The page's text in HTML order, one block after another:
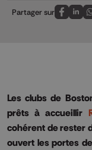
Partager sur
Partagez
Les clubs de
prêts à accueillir
cohérent de rester
ouvert les portes